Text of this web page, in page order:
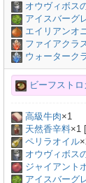
オウヴィボス
アイスバーグ
エイリアンオ
ファイアクラ
ウォーターク
ビーフストロ
高級牛肉×1
天然香辛料×1 [
ペリラオイル×
オウヴィボス
ジャイアント
アイスバーグ